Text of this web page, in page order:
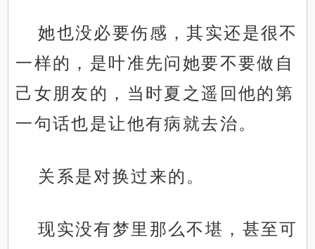
她也没必要伤感，其实还是很不
一样的，是叶准先问她要不要做自
己女朋友的，当时夏之遥回他的第
一句话也是让他有病就去治。
关系是对换过来的。
现实没有梦里那么不堪，甚至可